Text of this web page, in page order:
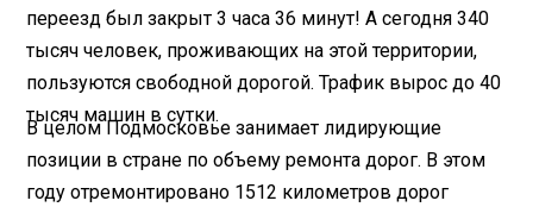
переезд был закрыт 3 часа 36 минут! А сегодня 340
тысяч человек, проживающих на этой территории,
пользуются свободной дорогой. Трафик вырос до 40
тысяч машин в сутки.
В целом Подмосковье занимает лидирующие
позиции в стране по объему ремонта дорог. В этом
году отремонтировано 1512 километров дорог